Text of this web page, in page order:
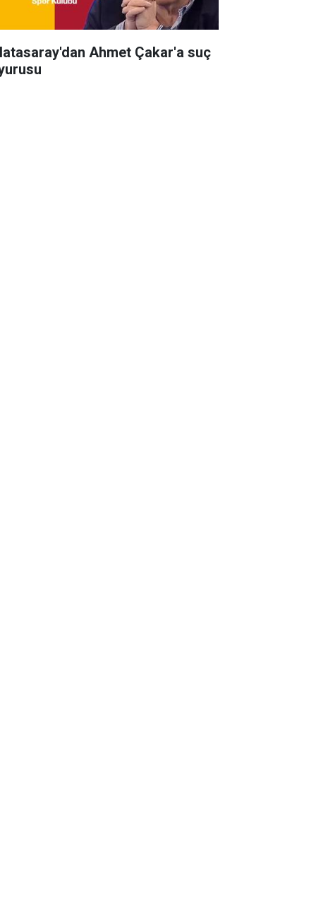
Ahmet Çakar'a suç